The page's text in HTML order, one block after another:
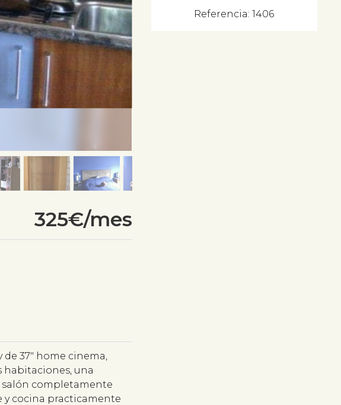
Referencia: 1406
325€/mes
37" home cinema,
habitaciones, una
salón completamente
cocina practicamente